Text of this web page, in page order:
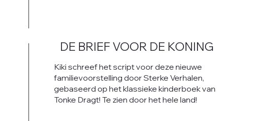
DE BRIEF VOOR DE KONING
Kiki schreef het script voor deze nieuwe
familievoorstelling door Sterke Verhalen,
gebaseerd op het klassieke kinderboek van
Tonke Dragt! Te zien door het hele land!